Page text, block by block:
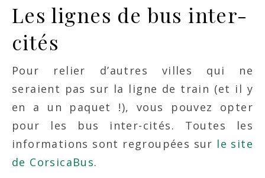
Les lignes de bus inter-
cités
Pour relier d’autres villes qui ne
seraient pas sur la ligne de train (et il y
en a un paquet !), vous pouvez opter
pour les bus inter-cités. Toutes les
informations sont regroupées sur le site
de CorsicaBus.